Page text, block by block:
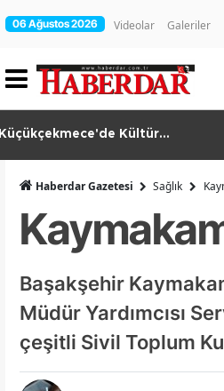
06 Ağustos 2026 Videolar Galeriler
Küçükçekmece'de Kültür
Haberdar Gazetesi Sağlık
Başakşehir
Müdür Yardımcısı
çeşitli Sivil Toplum